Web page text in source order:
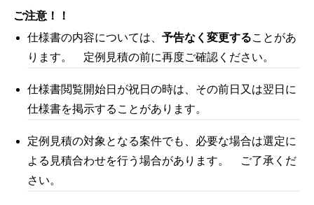
ご注意！！
仕様書の内容については、予告なく変更することがあ
ります。 定例見積の前に再度ご確認ください。
仕様書閲覧開始日が祝日の時は、その前日又は翌日に
仕様書を掲示することがあります。
定例見積の対象となる案件でも、必要な場合は選定に
よる見積合わせを行う場合があります。 ご了承くだ
さい。